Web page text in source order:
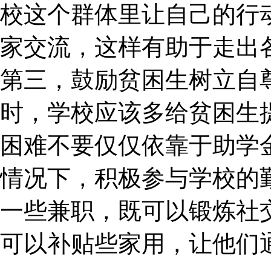
校这个群体里让自己的行
家交流，这样有助于走
第三，鼓励贫困生树立自
时，学校应该多给贫困
困难不要仅仅依靠于助
情况下，积极参与学校的
一些兼职，既可以锻炼社
可以补贴些家用，让他们